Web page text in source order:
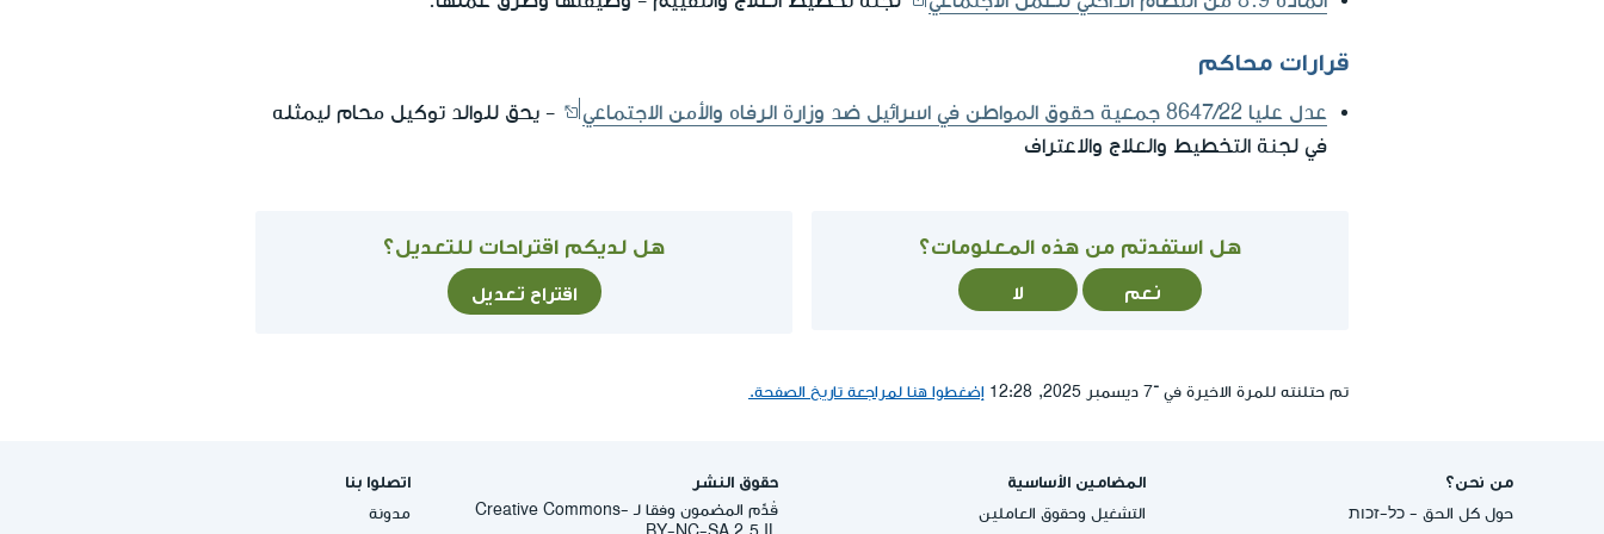
قرارات محاكم
عدل عليا 8647/22 جمعية حقوق المواطن في اسرائيل ضد وزارة الرفاه والأمن الاجتماعي
- يحق للوالد توكيل محام ليمثله
في لجنة التخطيط والعلاج والاعتراف
هل استفدتم من هذه المعلومات؟
نعم لا
هل لديكم اقتراحات للتعديل؟
اقتراح تعديل
تم حتلنته للمرة الاخيرة في ־7 ديسمبر 2025, 12:28 إضغطوا هنا لمراجعة تاريخ الصفحة.
من نحن؟
حول كل الحق - כל-זכות
المضامين الأساسية
التشغيل وحقوق العاملين
حقوق النشر
قُدِّم المضمون وفقا لـ -Creative Commons
اتصلوا بنا
مدونة